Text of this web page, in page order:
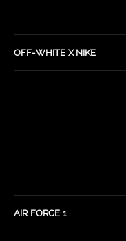
OFF-WHITE X NIKE
AIR FORCE 1